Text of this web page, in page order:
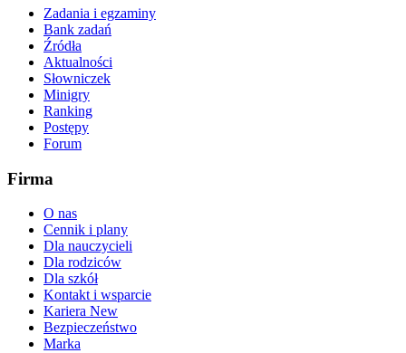
Zadania i egzaminy
Bank zadań
Źródła
Aktualności
Słowniczek
Minigry
Ranking
Postępy
Forum
Firma
O nas
Cennik i plany
Dla nauczycieli
Dla rodziców
Dla szkół
Kontakt i wsparcie
Kariera New
Bezpieczeństwo
Marka